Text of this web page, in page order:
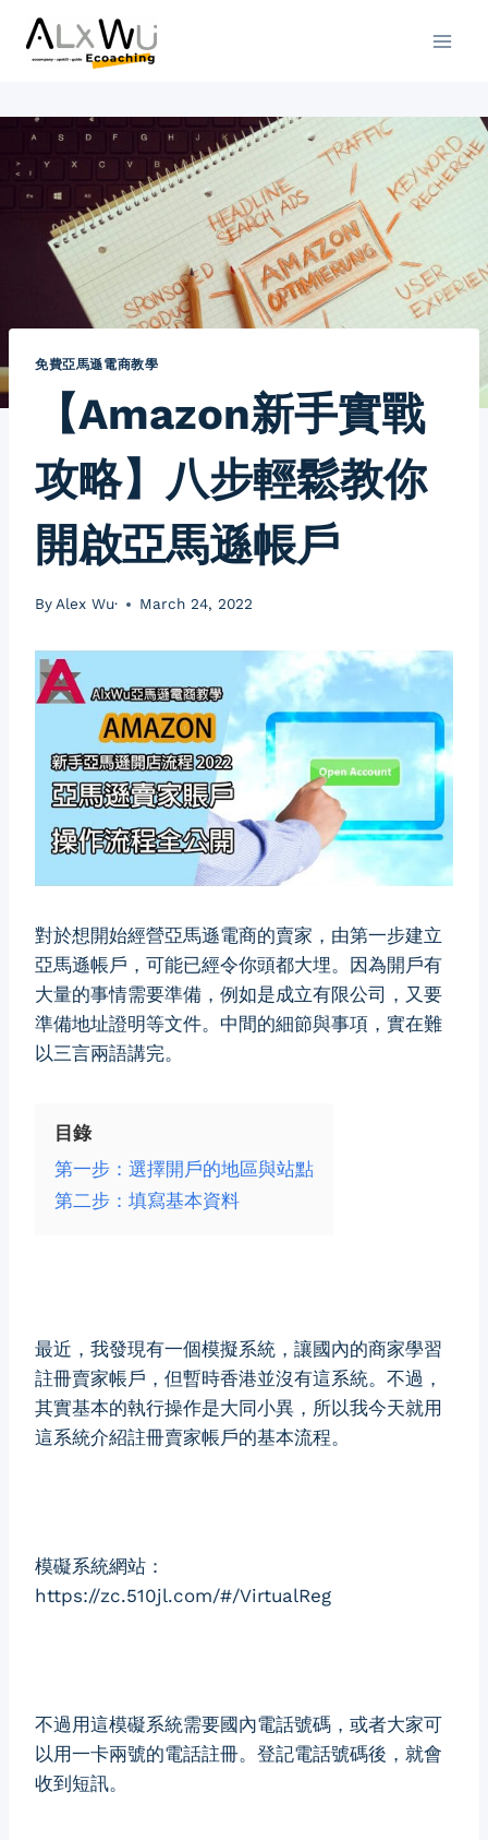
Skip
免費亞馬遜電商教學
【Amazon新手實戰
攻略】八步輕鬆教你
開啟亞馬遜帳戶
By Alex Wu· March 24, 2022
對於想開始經營亞馬遜電商的賣家，由第一步建立
亞馬遜帳戶，可能已經令你頭都大埋。因為開戶有
大量的事情需要準備，例如是成立有限公司，又要
準備地址證明等文件。中間的細節與事項，實在難
以三言兩語講完。
目錄
第一步：選擇開戶的地區與站點
第二步：填寫基本資料
最近，我發現有一個模擬系統，讓國內的商家學習
註冊賣家帳戶，但暫時香港並沒有這系統。不過，
其實基本的執行操作是大同小異，所以我今天就用
這系統介紹註冊賣家帳戶的基本流程。
模礙系統網站：
https://zc.510jl.com/#/VirtualReg
不過用這模礙系統需要國內電話號碼，或者大家可
以用一卡兩號的電話註冊。登記電話號碼後，就會
收到短訊。